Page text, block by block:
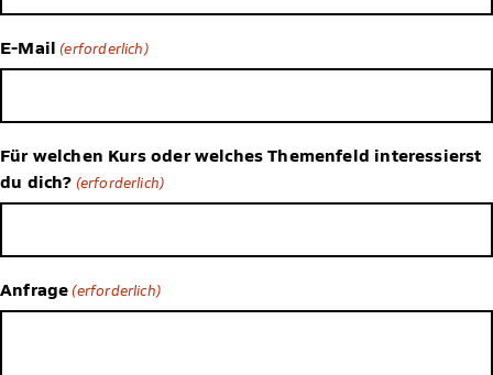
E-Mail (erforderlich)
Für welchen Kurs oder welches Themenfeld interessierst
du dich? (erforderlich)
Anfrage (erforderlich)